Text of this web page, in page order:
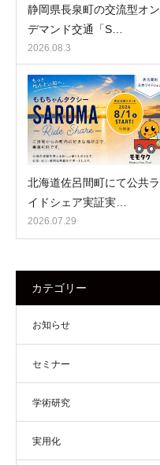
静岡県長泉町の交流型オン
デマンド交通「S…
2026.08.3
北海道佐呂間町にて公共ラ
イドシェア実証実…
2026.07.29
カテゴリー
お知らせ
セミナー
学術研究
実用化